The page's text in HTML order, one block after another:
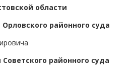
области
районного суда
районного суда